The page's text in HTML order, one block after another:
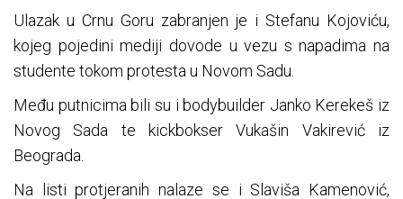
Ulazak u Crnu Goru zabranjen je i Stefanu Kojoviću,
kojeg pojedini mediji dovode u vezu s napadima na
studente tokom protesta u Novom Sadu.
Među putnicima bili su i bodybuilder Janko Kerekeš iz
Novog Sada te kickbokser Vukašin Vakirević iz
Beograda.
Na listi protjeranih nalaze se i Slaviša Kamenović,